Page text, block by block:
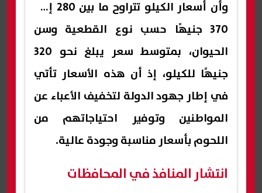
وأن أسعار الكيلو تتراوح ما بين 280 إلى
370 جنيهًا حسب نوع القطعية وسن
الحيوان، بمتوسط سعر يبلغ نحو 320
جنيهًا للكيلو، إذ أن هذه الأسعار تأتي
في إطار جهود الدولة لتخفيف الأعباء عن
المواطنين وتوفير احتياجاتهم من
اللحوم بأسعار مناسبة وجودة عالية.
انتشار المنافذ في المحافظات